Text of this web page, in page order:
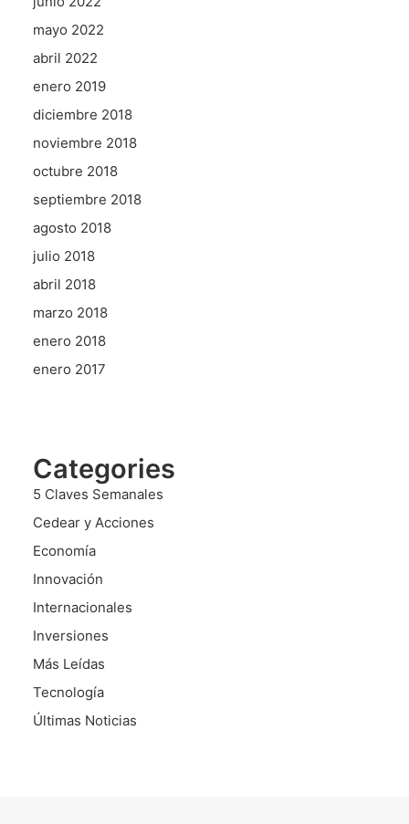
mayo 2022
abril 2022
enero 2019
diciembre 2018
noviembre 2018
octubre 2018
septiembre 2018
agosto 2018
julio 2018
abril 2018
marzo 2018
enero 2018
enero 2017
Categories
5 Claves Semanales
Cedear y Acciones
Economía
Innovación
Internacionales
Inversiones
Más Leídas
Tecnología
Últimas Noticias